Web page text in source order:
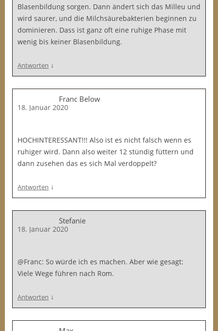
Blasenbildung sorgen. Dann ändert sich das Milleu und
wird saurer, und die Milchsäurebakterien beginnen zu
dominieren. Dass ist ganz oft eine ruhige Phase mit
wenig bis keiner Blasenbildung.
Antworten ↓
Franc Below
18. Januar 2020
HOCHINTERESSANT!!! Also ist es nicht falsch wenn es
ruhiger wird. Dann also weiter 12 stündig füttern und
dann zusehen das es sich Mal verdoppelt?
Antworten ↓
Stefanie
18. Januar 2020
@Franc: So würde ich es machen. Aber wie gesagt:
Viele Wege führen nach Rom.
Antworten ↓